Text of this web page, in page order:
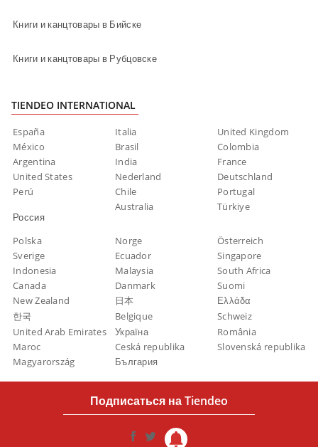
Книги и канцтовары в Бийске
Книги и канцтовары в Рубцовске
TIENDEO INTERNATIONAL
España Italia
United Kingdom
México
Brasil
Colombia
Argentina
India
France
United States
Nederland
Deutschland
Perú
Chile
Portugal
Россия
Australia Türkiye
Polska Norge
Österreich
Sverige
Ecuador
Singapore
Indonesia
Malaysia
South Africa
Canada
Danmark
Suomi
New Zealand
日本
Ελλάδα
한국
Belgique
Schweiz
United Arab Emirates
Україна
România
Maroc
Ceská republika
Slovenská republika
Magyarország
България
Подписаться на Tiendeo